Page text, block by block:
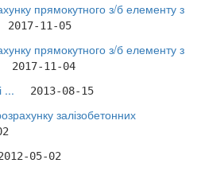
прямокутного з/б елементу з
2017-11-05
прямокутного з/б елементу з
2017-11-04
... 2013-08-15
залізобетонних
05-02